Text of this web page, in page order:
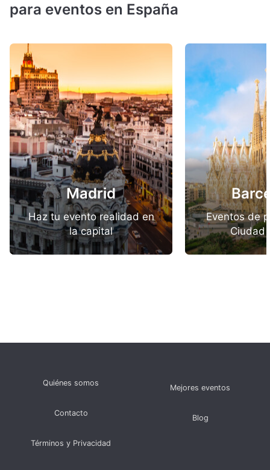
para eventos en España
Madrid
Haz tu evento realidad en
la capital
Eventos de
Ciudad
Quiénes somos
Contacto
Términos y Privacidad
Mejores eventos
Blog